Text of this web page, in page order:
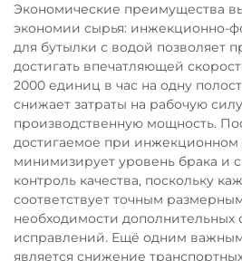
Экономические преимущества
экономии сырья: инжекционно-
для бутылки с водой позволяет
достигать впечатляющей
2000 единиц в час на одну
снижает затраты на рабочую
производственную мощность.
достигаемое при
минимизирует уровень брака и
контроль качества, поскольку
соответствует точным
необходимости
исправлений. Ещё одним
является снижение